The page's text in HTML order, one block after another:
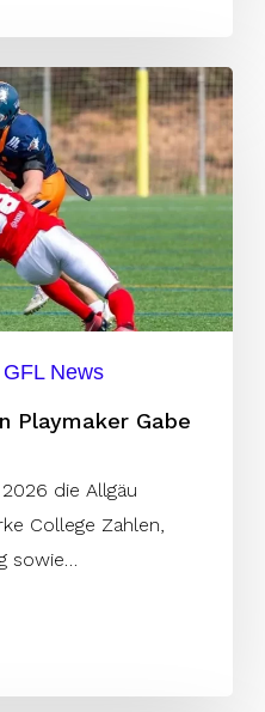
GFL News
Playmaker Gabe
die Allgäu
College Zahlen,
sowie…